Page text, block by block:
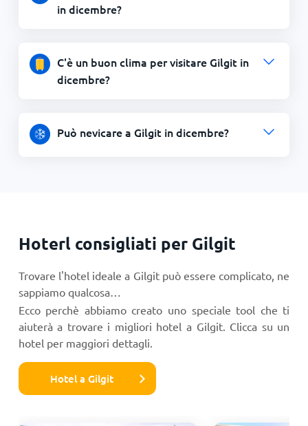
in dicembre?
C'è un buon clima per visitare Gilgit in
dicembre?
Può nevicare a Gilgit in dicembre?
Hoterl consigliati per Gilgit
Trovare l'hotel ideale a Gilgit può essere complicato, ne
sappiamo qualcosa…
Ecco perchè abbiamo creato uno speciale tool che ti
aiuterà a trovare i migliori hotel a Gilgit. Clicca su un
hotel per maggiori dettagli.
Hotel a Gilgit